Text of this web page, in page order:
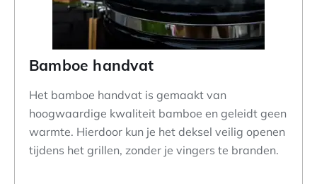
Bamboe handvat
Het bamboe handvat is gemaakt van
hoogwaardige kwaliteit bamboe en geleidt geen
warmte. Hierdoor kun je het deksel veilig openen
tijdens het grillen, zonder je vingers te branden.